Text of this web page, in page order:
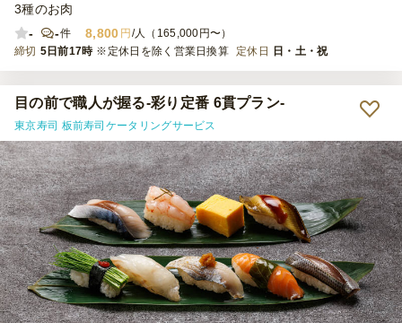
3種のお肉
-
-件 8,800 円/人（165,000円〜）
締切 5日前17時 ※定休日を除く営業日換算 定休日 日・土・祝
目の前で職人が握る‐彩り定番 6貫プラン‐
東京寿司 板前寿司ケータリングサービス